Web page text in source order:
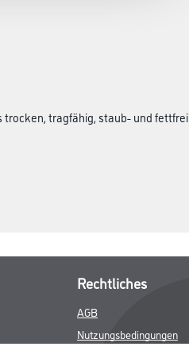
trocken, tragfähig, staub- und fettfrei
Rechtliches
AGB
Nutzungsbedingungen